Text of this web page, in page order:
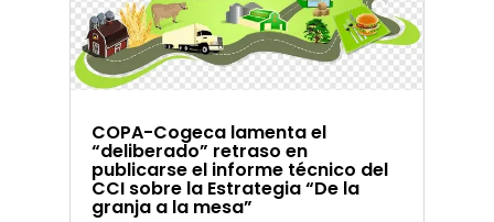
COPA-Cogeca lamenta el
“deliberado” retraso en
publicarse el informe técnico del
CCI sobre la Estrategia “De la
granja a la mesa”